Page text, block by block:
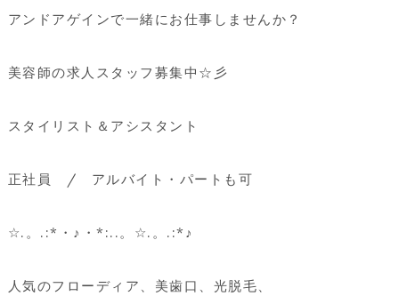
アンドアゲインで一緒にお仕事しませんか？
美容師の求人スタッフ募集中☆彡
スタイリスト＆アシスタント
正社員 / アルバイト・パートも可
☆.。.:*・♪・*:..。☆.。.:*♪
人気のフローディア、美歯口、光脱毛、